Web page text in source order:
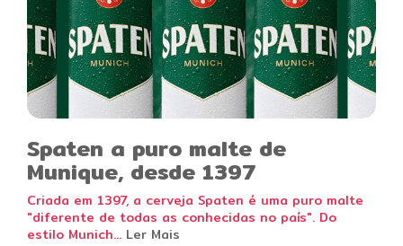
Spaten a puro malte de
Munique, desde 1397
Criada em 1397, a cerveja Spaten é uma puro malte
"diferente de todas as conhecidas no país". Do
estilo Munich... Ler Mais